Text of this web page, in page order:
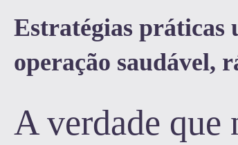
Estratégias práticas
operação saudável,
A verdade que